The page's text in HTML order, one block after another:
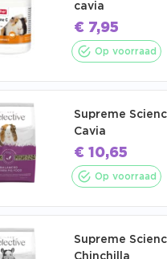
cavia
€ 7,95
Op voorraad
Supreme
Cavia
€ 10,65
Op voorraad
Supreme
Chinchilla